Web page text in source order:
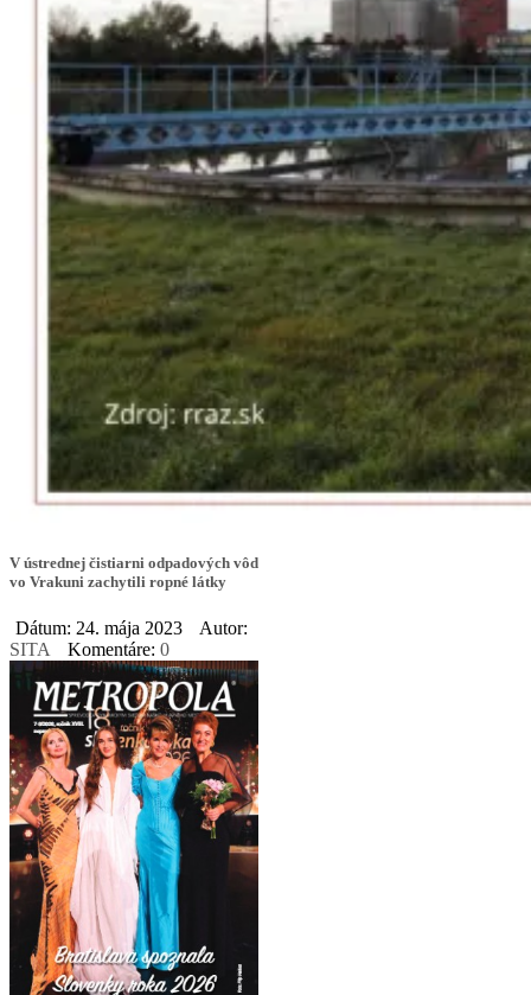
V ústrednej čistiarni odpadových vôd
vo Vrakuni zachytili ropné látky
Dátum: 24. mája 2023
Autor:
SITA
Komentáre: 0